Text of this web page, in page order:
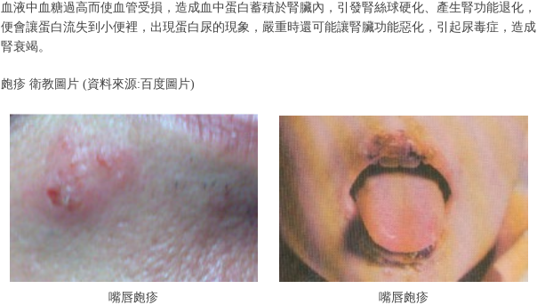
血液中血糖過高而使血管受損，造成血中蛋白蓄積於腎臟內，引發腎絲球硬化、產生腎功能退化，
便會讓蛋白流失到小便裡，出現蛋白尿的現象，嚴重時還可能讓腎臟功能惡化，引起尿毒症，造成
腎衰竭。
皰疹 衛教圖片 (資料來源:百度圖片)
嘴唇皰疹 嘴唇皰疹